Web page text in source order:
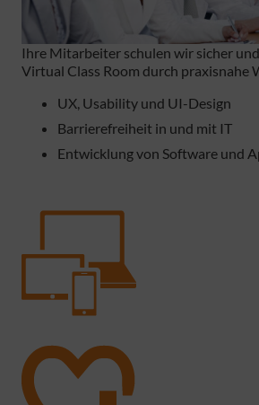
Ihre Mitarbeiter schulen wir sicher
Virtual Class Room durch praxisnahe
UX, Usability und UI-Design
Barrierefreiheit in und mit IT
Entwicklung von Software und